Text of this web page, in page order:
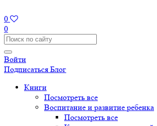
0
0
Войти
Подписаться Блог
Книги
Посмотреть все
Воспитание и развитие ребенка
Посмотреть все